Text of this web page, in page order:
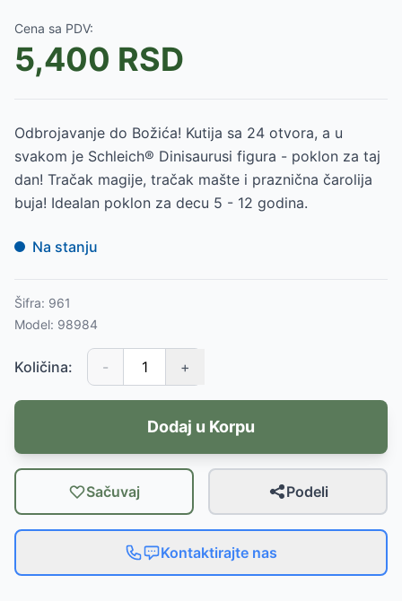
Cena sa PDV:
5,400 RSD
Odbrojavanje do Božića! Kutija sa 24 otvora, a u
svakom je Schleich® Dinisaurusi figura - poklon za taj
dan! Tračak magije, tračak mašte i praznična čarolija
buja! Idealan poklon za decu 5 - 12 godina.
Na stanju
Šifra: 961
Model: 98984
Količina: - +
Dodaj u Korpu
Sačuvaj Podeli
Kontaktirajte nas